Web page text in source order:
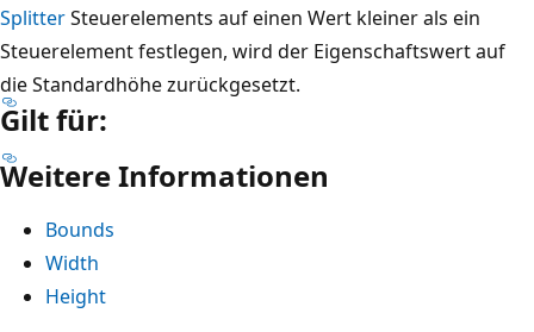
SplitterSteuerelements auf einen Wert kleiner als ein
Steuerelement festlegen, wird der Eigenschaftswert auf
die Standardhöhe zurückgesetzt.
Gilt für:
Weitere Informationen
Bounds
Width
Height